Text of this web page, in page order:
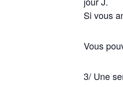
Si vous
Vous
3/ Une